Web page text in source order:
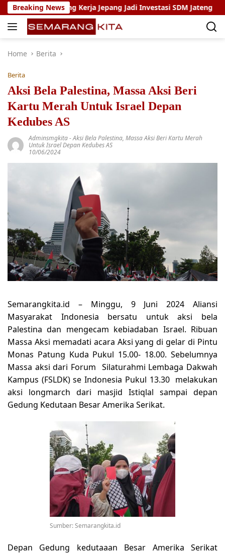
Skip
to
content
Breaking News
Magang Kerja Jepang Jadi Investasi SDM Jateng
Home Berita
Berita
Aksi Bela Palestina, Massa Aksi Beri
Kartu Merah Untuk Israel Depan
Kedubes AS
Adminsmgkita-Aksi Bela Palestina, Massa Aksi Beri Kartu Merah
Untuk Israel Depan Kedubes AS
10/06/2024
Semarangkita.id – Minggu, 9 Juni 2024 Aliansi
Masyarakat Indonesia bersatu untuk aksi bela
Palestina dan mengecam kebiadaban Israel. Ribuan
Massa Aksi memadati acara Aksi yang di gelar di Pintu
Monas Patung Kuda Pukul 15.00- 18.00. Sebelumnya
Massa aksi dari Forum Silaturahmi Lembaga Dakwah
Kampus (FSLDK) se Indonesia Pukul 13.30 melakukan
aksi longmarch dari masjid Istiqlal sampai depan
Gedung Kedutaan Besar Amerika Serikat.
Sumber: Semarangkita.id
Depan Gedung kedutaaan Besar Amerika Serikat